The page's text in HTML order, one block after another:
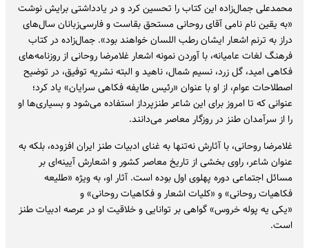
محمدعلی جمال‌زاده این کتاب را تحسین کرد و در یادداشتی برایش نوشت
«به یقین نام نامی آقای روحانی مستحق بقاست و فارسی‌زبانان سال‌های
دراز به ترنم اشعار ایشان رطب اللسان خواهند بود». جمال‌زاده در کتاب
فرهنگ لغات عامیانه، با آوردن نمونه اشعار غلامرضا روحانی از روزنامه‌های
فکاهی امید، گل زرد، نسیم شمال، ناهید و البته نشریه توفیق، در توضیح
اصطلاحات عوام، از او با عنوان «رئیس طایفه فکاهی سرایان» یاد کرد؛
عنوانی که تا امروز برای این شاعر طنزپرداز استفاده می‌شود و بسیاری‌ها او
را از سرآمدان طنز در روزگار معاصر می‌دانند.
غلامرضا روحانی، با آثارش نه‌تنها به غنای ادبیات طنز ایران افزوده، بلکه به
عنوان شاعر، راوی بخشی از تاریخ معاصر کشور و اشعارش آیینه‌ای بر
مسائل اجتماعی دوره پهلوی اول بوده است. آثار او، به ویژه «طلیعه
فکاهیات روحانی» و «کلیات اشعار و فکاهیات روحانی» و
«یکی یه پوله خروس» گواهی بر توانایی و خلاقیت او در عرصه ادبیات طنز
است.